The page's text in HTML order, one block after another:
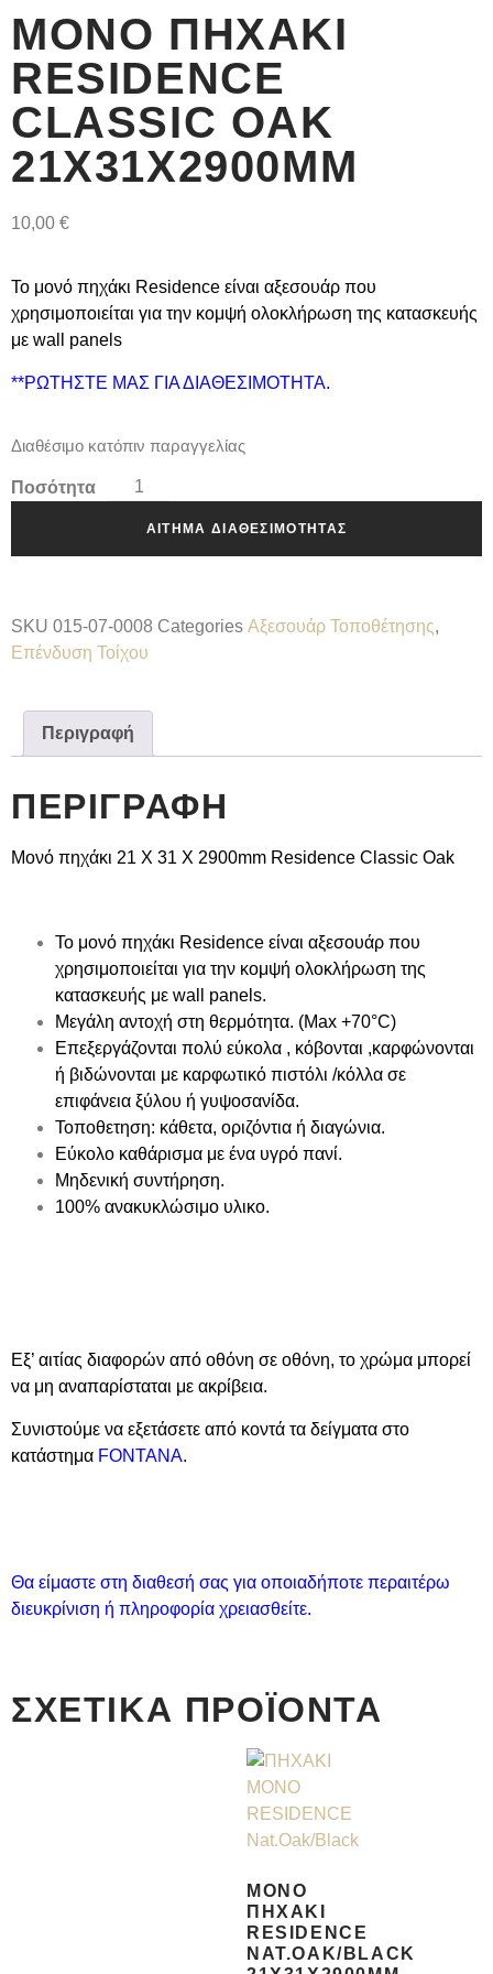
ΜΟΝΌ ΠΗΧΆΚΙ
RESIDENCE
CLASSIC OAK
21Χ31Χ2900MM
10,00 €
Το μονό πηχάκι Residence είναι αξεσουάρ που
χρησιμοποιείται για την κομψή ολοκλήρωση της κατασκευής
με wall panels
**ΡΩΤΗΣΤΕ ΜΑΣ ΓΙΑ ΔΙΑΘΕΣΙΜΟΤΗΤΑ.
Διαθέσιμο κατόπιν παραγγελίας
Ποσότητα
ΑΊΤΗΜΑ ΔΙΑΘΕΣΙΜΌΤΗΤΑΣ
SKU 015-07-0008 Categories Αξεσουάρ Τοποθέτησης,
Επένδυση Τοίχου
Περιγραφή
ΠΕΡΙΓΡΑΦΉ
Μονό πηχάκι 21 Χ 31 Χ 2900mm Residence Classic Oak
Το μονό πηχάκι Residence είναι αξεσουάρ που
χρησιμοποιείται για την κομψή ολοκλήρωση της
κατασκευής με wall panels.
Μεγάλη αντοχή στη θερμότητα. (Max +70°C)
Επεξεργάζονται πολύ εύκολα , κόβονται ,καρφώνονται
ή βιδώνονται με καρφωτικό πιστόλι /κόλλα σε
επιφάνεια ξύλου ή γυψοσανίδα.
Τοποθετηση: κάθετα, οριζόντια ή διαγώνια.
Εύκολο καθάρισμα με ένα υγρό πανί.
Μηδενική συντήρηση.
100% ανακυκλώσιμο υλικο.
Εξ’ αιτίας διαφορών από οθόνη σε οθόνη, το χρώμα μπορεί
να μη αναπαρίσταται με ακρίβεια.
Συνιστούμε να εξετάσετε από κοντά τα δείγματα στο
κατάστημα FONTANA.
Θα είμαστε στη διαθεσή σας για οποιαδήποτε περαιτέρω
διευκρίνιση ή πληροφορία χρειασθείτε.
ΣΧΕΤΙΚΆ ΠΡΟΪΌΝΤΑ
ΜΟΝΌ
ΠΗΧΆΚΙ
RESIDENCE
NAT.OAK/BLACK